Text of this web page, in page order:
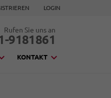
LOGIN
Rufen Sie uns an
9181861
KONTAKT